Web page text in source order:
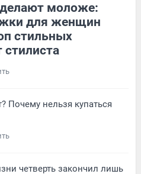
моложе:
для женщин
стильных
стилиста
Почему нельзя купаться
четверть закончил лишь